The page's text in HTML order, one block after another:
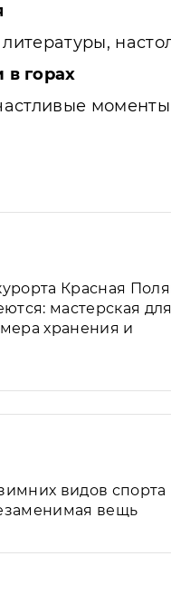
в горах
Красная
мастерская для
хранения и
видов спорта
вещь